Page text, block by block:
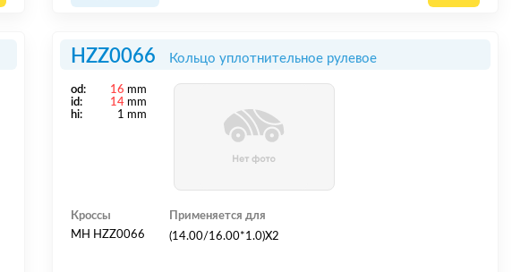
HZZ0066 Кольцо уплотнительное рулевое
od: 16 mm
id:
14 mm
hi:
1 mm
Кроссы
MH HZZ0066
Применяется для
(14.00/16.00*1.0)X2